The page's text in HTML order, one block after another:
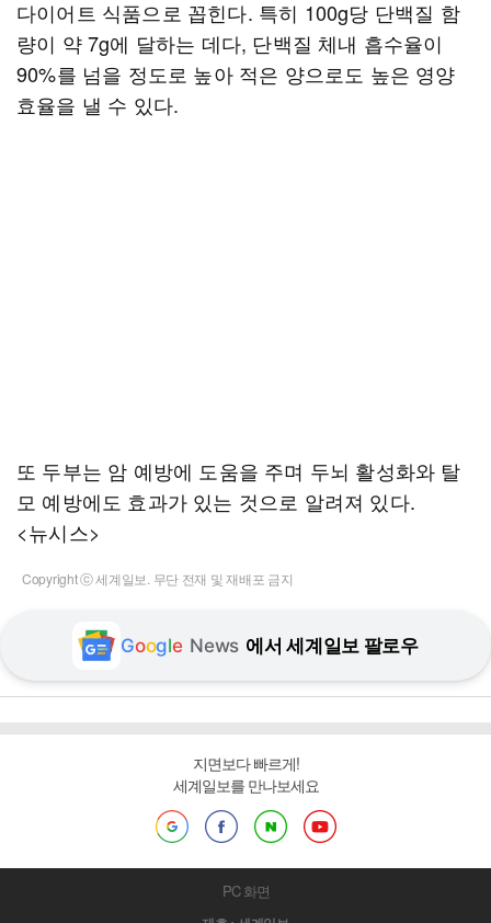
다이어트 식품으로 꼽힌다. 특히 100g당 단백질 함
량이 약 7g에 달하는 데다, 단백질 체내 흡수율이
90%를 넘을 정도로 높아 적은 양으로도 높은 영양
효율을 낼 수 있다.
또 두부는 암 예방에 도움을 주며 두뇌 활성화와 탈
모 예방에도 효과가 있는 것으로 알려져 있다.
<뉴시스>
Copyright ⓒ 세계일보. 무단 전재 및 재배포 금지
Google News 에서 세계일보 팔로우
지면보다 빠르게!
세계일보를 만나보세요
PC 화면